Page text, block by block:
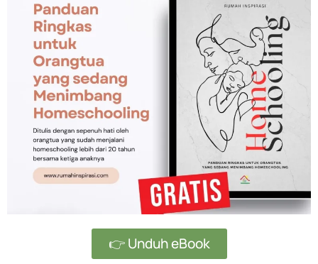
👉 Unduh eBook